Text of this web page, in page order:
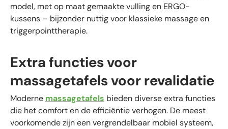
model, met op maat gemaakte vulling en ERGO-
kussens – bijzonder nuttig voor klassieke massage en
triggerpointtherapie.
Extra functies voor
massagetafels voor revalidatie
Moderne massagetafels bieden diverse extra functies
die het comfort en de efficiëntie verhogen. De meest
voorkomende zijn een vergrendelbaar mobiel systeem,